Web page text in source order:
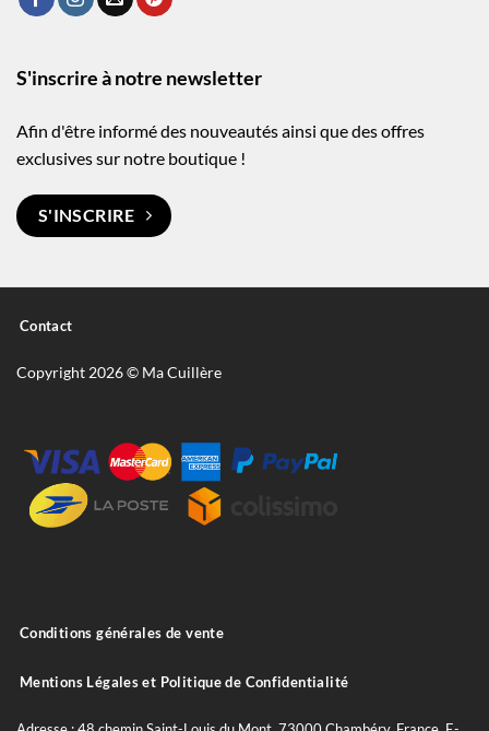
S'inscrire à notre newsletter
Afin d'être informé des nouveautés ainsi que des offres
exclusives sur notre boutique !
S'INSCRIRE
Contact
Copyright 2026 © Ma Cuillère
Conditions générales de vente
Mentions Légales et Politique de Confidentialité